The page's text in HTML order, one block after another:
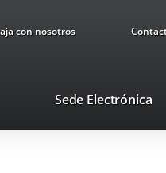
con nosotros
Sede Electrónica